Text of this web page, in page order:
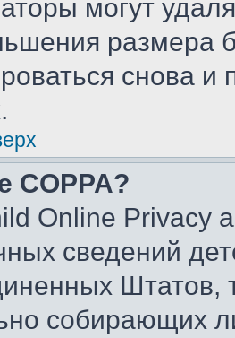
могут
размера
снова и
COPPA?
Online Privacy
сведений
Штатов,
собирающих